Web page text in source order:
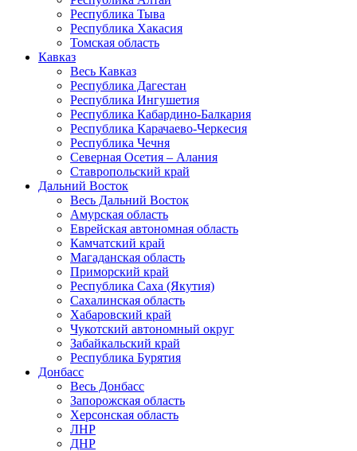
Республика Тыва
Республика Хакасия
Томская область
Кавказ
Весь Кавказ
Республика Дагестан
Республика Ингушетия
Республика Кабардино-Балкария
Республика Карачаево-Черкесия
Республика Чечня
Северная Осетия – Алания
Ставропольский край
Дальний Восток
Весь Дальний Восток
Амурская область
Еврейская автономная область
Камчатский край
Магаданская область
Приморский край
Республика Саха (Якутия)
Сахалинская область
Хабаровский край
Чукотский автономный округ
Забайкальский край
Республика Бурятия
Донбасс
Весь Донбасс
Запорожская область
Херсонская область
ЛНР
ДНР